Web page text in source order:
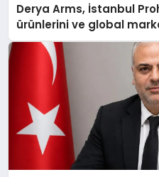
Derya Arms, İstanbul
ürünlerini ve global